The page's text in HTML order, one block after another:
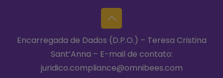
Encarregada de Dados (D.P.O.) – Teresa Cristina
Sant’Anna – E-mail de contato:
juridico.compliance@omnibees.com